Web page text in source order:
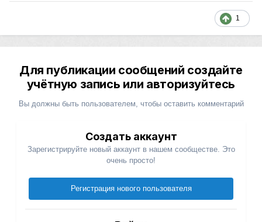
1
Для публикации сообщений создайте
учётную запись или авторизуйтесь
Вы должны быть пользователем, чтобы оставить комментарий
Создать аккаунт
Зарегистрируйте новый аккаунт в нашем сообществе. Это
очень просто!
Регистрация нового пользователя